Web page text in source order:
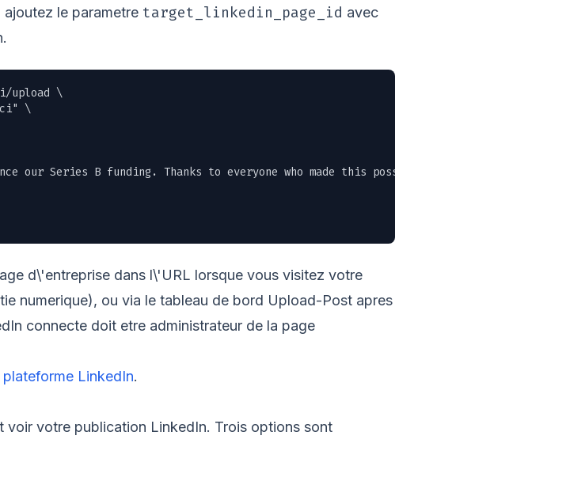
le parametre target_linkedin_page_id avec
upload \
\
our Series B funding. Thanks to everyone who made this possible." \
d\'entreprise dans l\'URL lorsque vous visitez votre
numerique), ou via le tableau de bord Upload-Post apres
connecte doit etre administrateur de la page
LinkedIn.
voir votre publication LinkedIn. Trois options sont